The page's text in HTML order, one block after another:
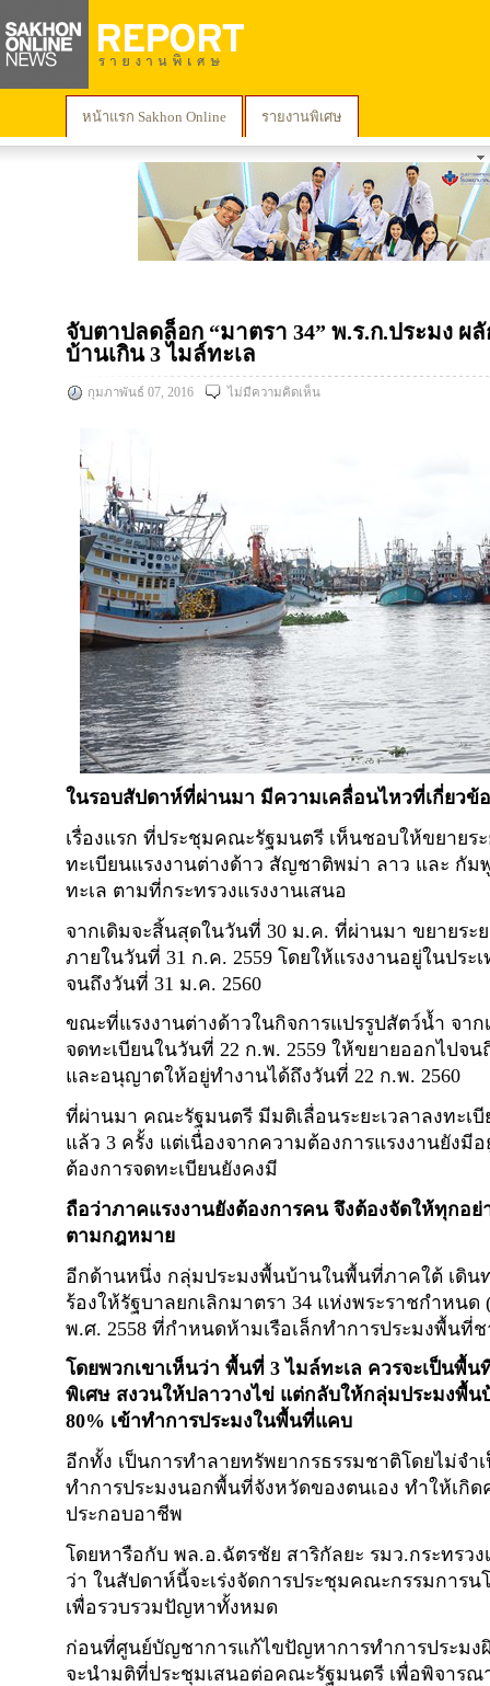
หน้าแรก Sakhon Online รายงานพิเศษ
จับตาปลดล็อก “มาตรา 34” พ.ร.ก.ประมง ผ
บ้านเกิน 3 ไมล์ทะเล
กุมภาพันธ์ 07, 2016 ไม่มีความคิดเห็น
ในรอบสัปดาห์ที่ผ่านมา มีความเคลื่อนไหวที่เกี่ยวข้
เรื่องแรก ที่ประชุมคณะรัฐมนตรี เห็นชอบให้ขยายระ
ทะเบียนแรงงานต่างด้าว สัญชาติพม่า ลาว และ กัม
ทะเล ตามที่กระทรวงแรงงานเสนอ
จากเดิมจะสิ้นสุดในวันที่ 30 ม.ค. ที่ผ่านมา ขยายระย
ภายในวันที่ 31 ก.ค. 2559 โดยให้แรงงานอยู่ในประ
จนถึงวันที่ 31 ม.ค. 2560
ขณะที่แรงงานต่างด้าวในกิจการแปรรูปสัตว์น้ำ จา
จดทะเบียนในวันที่ 22 ก.พ. 2559 ให้ขยายออกไปจน
และอนุญาตให้อยู่ทำงานได้ถึงวันที่ 22 ก.พ. 2560
ที่ผ่านมา คณะรัฐมนตรี มีมติเลื่อนระยะเวลาลงทะเ
แล้ว 3 ครั้ง แต่เนื่องจากความต้องการแรงงานยังมี
ต้องการจดทะเบียนยังคงมี
ถือว่าภาคแรงงานยังต้องการคน จึงต้องจัดให้ทุกอย่
ตามกฎหมาย
อีกด้านหนึ่ง กลุ่มประมงพื้นบ้านในพื้นที่ภาคใต้ เดินท
ร้องให้รัฐบาลยกเลิกมาตรา 34 แห่งพระราชกำหนด
พ.ศ. 2558 ที่กำหนดห้ามเรือเล็กทำการประมงพื้นที่ช
โดยพวกเขาเห็นว่า พื้นที่ 3 ไมล์ทะเล ควรจะเป็นพื้
พิเศษ สงวนให้ปลาวางไข่ แต่กลับให้กลุ่มประมงพื้
80% เข้าทำการประมงในพื้นที่แคบ
อีกทั้ง เป็นการทำลายทรัพยากรธรรมชาติโดยไม่จำ
ทำการประมงนอกพื้นที่จังหวัดของตนเอง ทำให้เกิ
ประกอบอาชีพ
โดยหารือกับ พล.อ.ฉัตรชัย สาริกัลยะ รมว.กระทรว
ว่า ในสัปดาห์นี้จะเร่งจัดการประชุมคณะกรรมการน
เพื่อรวบรวมปัญหาทั้งหมด
ก่อนที่ศูนย์บัญชาการแก้ไขปัญหาการทำการประมง
จะนำมติที่ประชุมเสนอต่อคณะรัฐมนตรี เพื่อพิจารณ